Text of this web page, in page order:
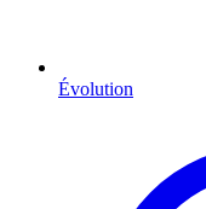
Évolution